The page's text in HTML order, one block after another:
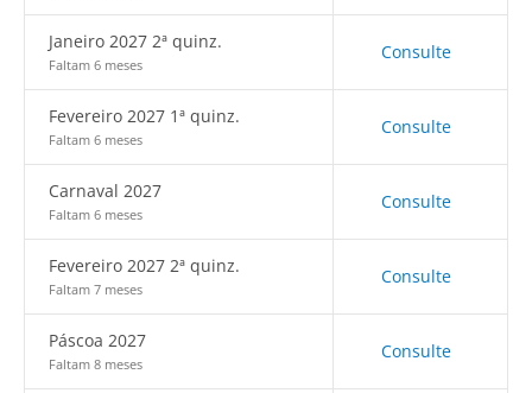
Janeiro 2027 2ª quinz.
Faltam 6 meses
Consulte
Fevereiro 2027 1ª quinz.
Faltam 6 meses
Consulte
Carnaval 2027
Faltam 6 meses
Consulte
Fevereiro 2027 2ª quinz.
Faltam 7 meses
Consulte
Páscoa 2027
Faltam 8 meses
Consulte